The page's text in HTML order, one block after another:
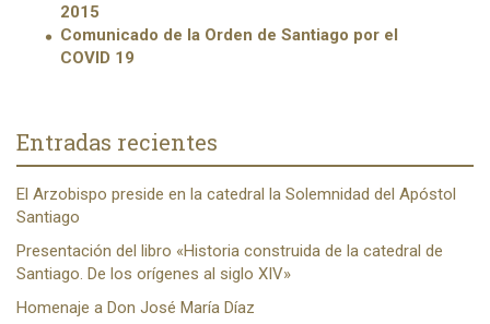
2015
Comunicado de la Orden de Santiago por el
COVID 19
Entradas recientes
El Arzobispo preside en la catedral la Solemnidad del Apóstol
Santiago
Presentación del libro «Historia construida de la catedral de
Santiago. De los orígenes al siglo XIV»
Homenaje a Don José María Díaz